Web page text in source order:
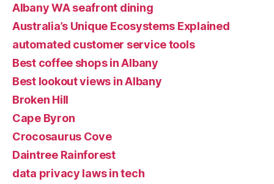
Albany WA seafront dining
Australia’s Unique Ecosystems Explained
automated customer service tools
Best coffee shops in Albany
Best lookout views in Albany
Broken Hill
Cape Byron
Crocosaurus Cove
Daintree Rainforest
data privacy laws in tech